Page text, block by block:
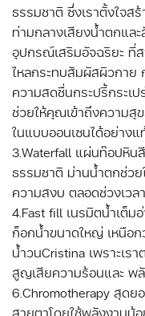
ธรรมชาติ ซึ่งเราตั้งใจส
ท่ามกลางเสียงน้ำตกแล
อุปกรณ์เสริมอัจฉริยะ ที่
ไหลกระทบสัมผัสผิวกาย
ความสดชื่นกระปรี้กระเ
ช่วยให้คุณเข้าถึงความ
ในแบบออนเซนได้อย่างแ
3.Waterfall แผ่นท๊อปหิน
ธรรมชาติ ม่านน้ำตกช่วย
ความสงบ ตลอดช่วงเวล
4.Fast fill เนรมิตน้ำเต็ม
ก็อกน้ำขนาดใหญ่ เหนือ
น้ำวนCristina เพราะเรา
สูญเสียความร้อนและ พ
6.Chromotherapy สุด
สายตาโดยใช้พลังงานน้